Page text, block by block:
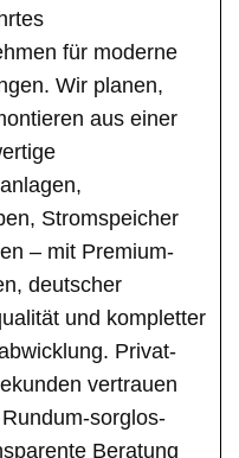
für moderne
Wir planen,
aus einer
Stromspeicher
– mit Premium-
deutscher
und kompletter
Privat-
vertrauen
sorglos-
Beratung